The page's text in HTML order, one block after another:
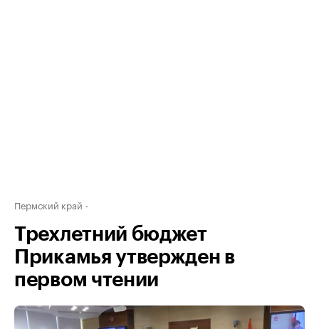
Пермский край
Трехлетний бюджет
Прикамья утвержден в
первом чтении